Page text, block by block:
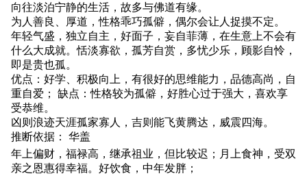
向往淡泊宁静的生活，故多与佛道有缘。
为人善良、厚道，性格乖巧孤僻，偶尔会让人捉摸不定。
年轻气盛，独立自主，好面子，妄自菲薄，在生意上不会有
什么大成就。恬淡寡欲，孤芳自赏，多忧少乐，顾影自怜，
即是贵也孤。
优点：好学、积极向上，有很好的思维能力，品德高尚，自
重自爱； 缺点：性格较为孤僻，好胜心过于强大，喜欢享
受恭维。
凶则浪迹天涯孤家寡人，吉则能飞黄腾达，威震四海。
推断依据： 华盖
年上偏财，福禄高，继承祖业，但比较迟；月上食神，受双
亲之恩惠得幸福。好饮食，中年发胖；